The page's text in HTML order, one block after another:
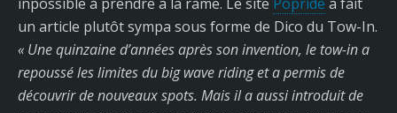
un article plutôt sympa sous forme de Dico du Tow-In.
« Une quinzaine d’années après son invention, le tow-in a
repoussé les limites du big wave riding et a permis de
découvrir de nouveaux spots. Mais il a aussi introduit de